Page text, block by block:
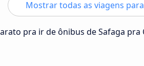
Mostrar todas as viagens
pra ir de ônibus de Safaga pra